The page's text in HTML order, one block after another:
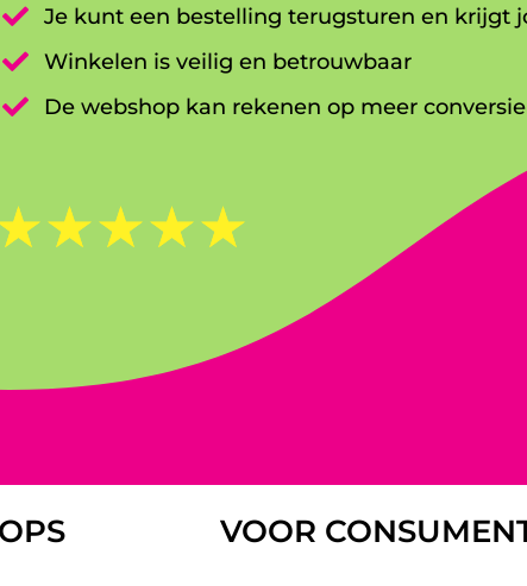
 Je kunt een bestelling terugsturen en krijgt
 Winkelen is veilig en betrouwbaar

De webshop kan rekenen op meer conversie
☆☆☆☆
VOOR